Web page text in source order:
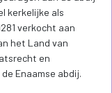
kerkelijke als
verkocht aan
het Land van
en
Enaamse abdij.